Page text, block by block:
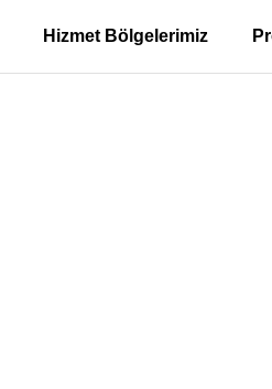
Hizmet Bölgelerimiz